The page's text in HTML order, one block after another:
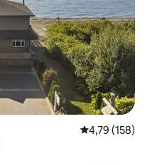
5 üzerinden
4,79 (158)